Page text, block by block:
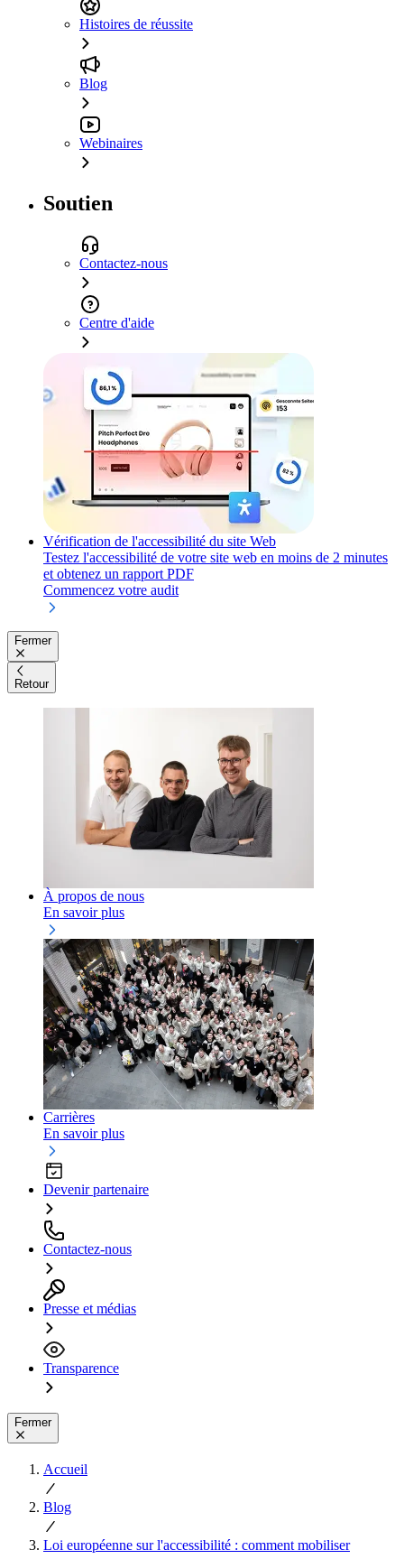
Histoires de réussite
Blog
Webinaires
Soutien
Contactez-nous
Centre d'aide
Vérification de l'accessibilité du site Web
Testez l'accessibilité de votre site web en moins de 2 minutes
et obtenez un rapport PDF
Commencez votre audit
Fermer
Retour
À propos de nous
En savoir plus
Carrières
En savoir plus
Devenir partenaire
Contactez-nous
Presse et médias
Transparence
Fermer
Accueil
Blog
Loi européenne sur l'accessibilité : comment mobiliser